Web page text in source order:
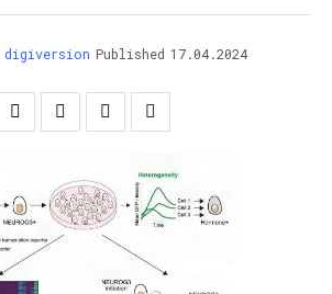
digiversion Published 17.04.2024